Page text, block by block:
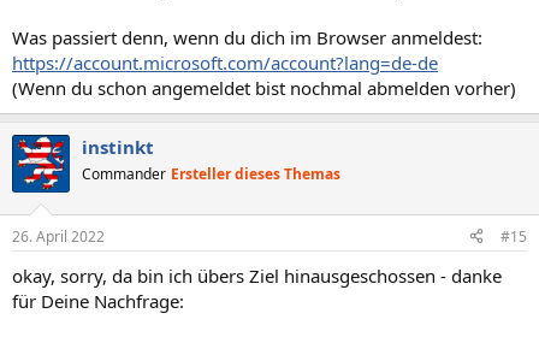
Was passiert denn, wenn du dich im Browser anmeldest:
https://account.microsoft.com/account?lang=de-de
(Wenn du schon angemeldet bist nochmal abmelden vorher)
instinkt
Commander Ersteller dieses Themas
26. April 2022 #15
okay, sorry, da bin ich übers Ziel hinausgeschossen - danke
für Deine Nachfrage: